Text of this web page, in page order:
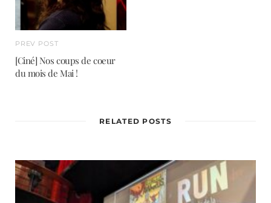
PREV POST
[Ciné] Nos coups de coeur
du mois de Mai !
RELATED POSTS